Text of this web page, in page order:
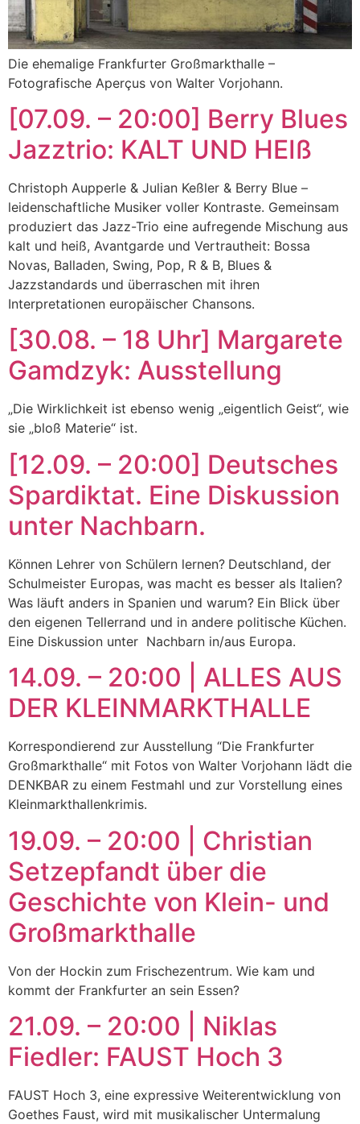
Die ehemalige Frankfurter Großmarkthalle –
Fotografische Aperçus von Walter Vorjohann.
[07.09. – 20:00] Berry Blues
Jazztrio: KALT UND HEIß
Christoph Aupperle & Julian Keßler & Berry Blue –
leidenschaftliche Musiker voller Kontraste. Gemeinsam
produziert das Jazz-Trio eine aufregende Mischung aus
kalt und heiß, Avantgarde und Vertrautheit: Bossa
Novas, Balladen, Swing, Pop, R & B, Blues &
Jazzstandards und überraschen mit ihren
Interpretationen europäischer Chansons.
[30.08. – 18 Uhr] Margarete
Gamdzyk: Ausstellung
„Die Wirklichkeit ist ebenso wenig „eigentlich Geist“, wie
sie „bloß Materie“ ist.
[12.09. – 20:00] Deutsches
Spardiktat. Eine Diskussion
unter Nachbarn.
Können Lehrer von Schülern lernen? Deutschland, der
Schulmeister Europas, was macht es besser als Italien?
Was läuft anders in Spanien und warum? Ein Blick über
den eigenen Tellerrand und in andere politische Küchen.
Eine Diskussion unter Nachbarn in/aus Europa.
14.09. – 20:00 | ALLES AUS
DER KLEINMARKTHALLE
Korrespondierend zur Ausstellung “Die Frankfurter
Großmarkthalle“ mit Fotos von Walter Vorjohann lädt die
DENKBAR zu einem Festmahl und zur Vorstellung eines
Kleinmarkthallenkrimis.
19.09. – 20:00 | Christian
Setzepfandt über die
Geschichte von Klein- und
Großmarkthalle
Von der Hockin zum Frischezentrum. Wie kam und
kommt der Frankfurter an sein Essen?
21.09. – 20:00 | Niklas
Fiedler: FAUST Hoch 3
FAUST Hoch 3, eine expressive Weiterentwicklung von
Goethes Faust, wird mit musikalischer Untermalung